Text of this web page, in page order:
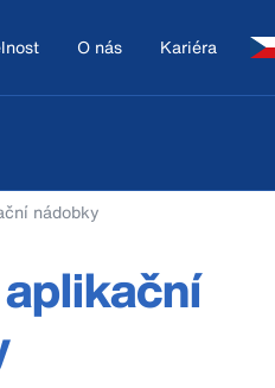
O nás Kariéra
nádobky